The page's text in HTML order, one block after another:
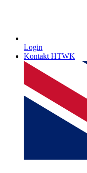
Login
Kontakt HTWK